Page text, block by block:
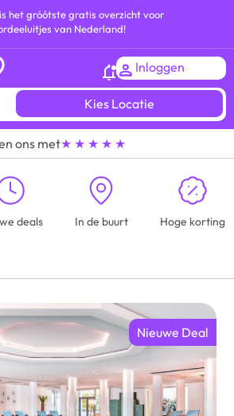
het gróótste gratis overzicht voor
van Nederland!
Inloggen
Kies Locatie
ons met★ ★ ★ ★ ★
deals In de buurt Hoge korting
Nieuwe Deal